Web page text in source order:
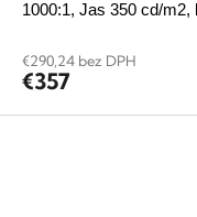
€290,24 bez DPH
€357
1000:1, Jas 350 cd/m2,